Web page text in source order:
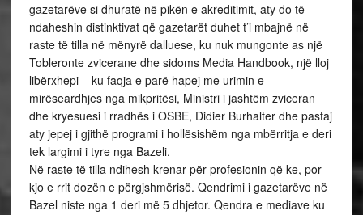
gazetarëve si dhuratë në pikën e akreditimit, aty do të
ndaheshin distinktivat që gazetarët duhet t’i mbajnë në
raste të tilla në mënyrë dalluese, ku nuk mungonte as një
Tobleronte zvicerane dhe sidoms Media Handbook, një lloj
libërxhepi – ku faqja e parë hapej me urimin e
mirëseardhjes nga mikpritësi, Ministri i jashtëm zviceran
dhe kryesuesi i rradhës i OSBE, Didier Burhalter dhe pastaj
aty jepej i gjithë programi i hollësishëm nga mbërritja e deri
tek largimi i tyre nga Bazeli.
Në raste të tilla ndihesh krenar për profesionin që ke, por
kjo e rrit dozën e përgjshmërisë. Qendrimi i gazetarëve në
Bazel niste nga 1 deri më 5 dhjetor. Qendra e mediave ku